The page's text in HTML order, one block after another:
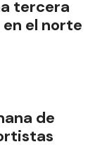
tercera
el norte
de